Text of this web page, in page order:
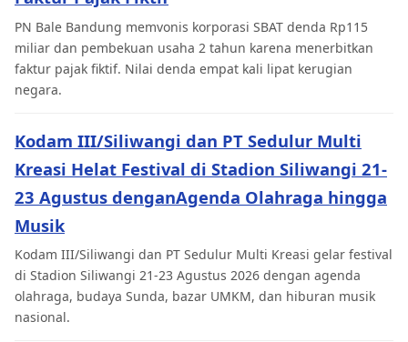
PN Bale Bandung memvonis korporasi SBAT denda Rp115
miliar dan pembekuan usaha 2 tahun karena menerbitkan
faktur pajak fiktif. Nilai denda empat kali lipat kerugian
negara.
Kodam III/Siliwangi dan PT Sedulur Multi
Kreasi Helat Festival di Stadion Siliwangi 21-
23 Agustus denganAgenda Olahraga hingga
Musik
Kodam III/Siliwangi dan PT Sedulur Multi Kreasi gelar festival
di Stadion Siliwangi 21-23 Agustus 2026 dengan agenda
olahraga, budaya Sunda, bazar UMKM, dan hiburan musik
nasional.